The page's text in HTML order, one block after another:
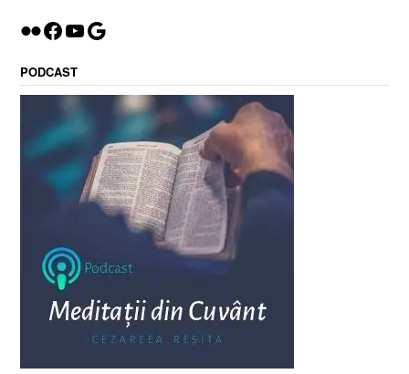
Flickr
Facebook
YouTube
Google
PODCAST